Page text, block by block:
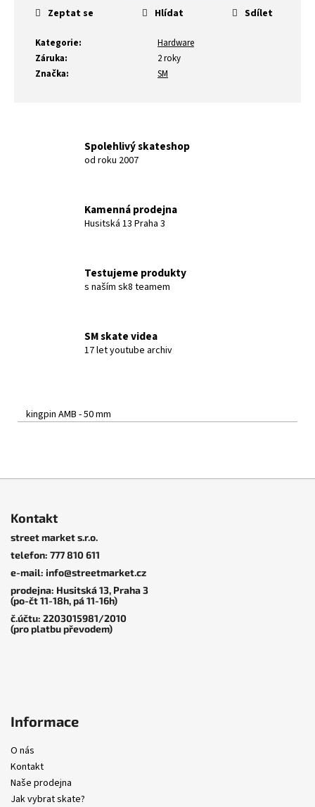
Kategorie:
Hardware
Záruka:
2 roky
Značka: SM
Zeptat se Hlídat Sdílet
Spolehlivý skateshop
od roku 2007
Kamenná prodejna
Husitská 13 Praha 3
Testujeme produkty
s naším sk8 teamem
SM skate videa
17 let youtube archiv
kingpin AMB - 50 mm
Kontakt
street market s.r.o.
telefon: 777 810 611
e-mail: info@streetmarket.cz
prodejna: Husitská 13, Praha 3
(po-čt 11-18h, pá 11-16h)
č.účtu: 2203015981/2010
(pro platbu převodem)
Informace
O nás
Kontakt
Naše prodejna
Jak vybrat skate?